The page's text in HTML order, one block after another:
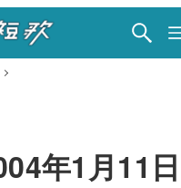
年1月11日